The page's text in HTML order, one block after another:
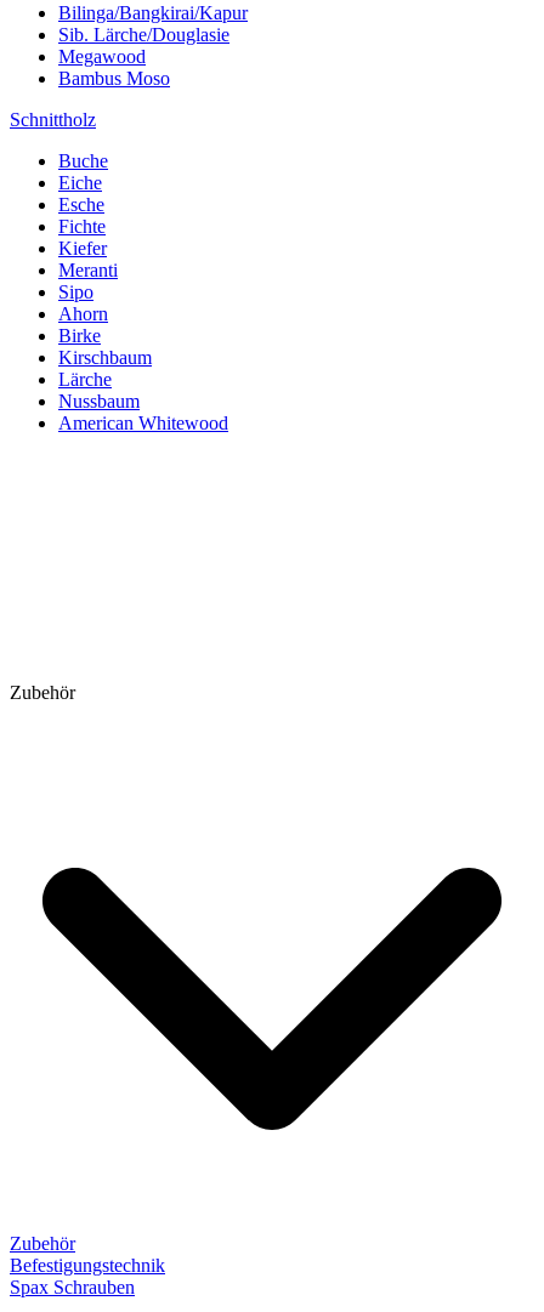
Bilinga/Bangkirai/Kapur
Sib. Lärche/Douglasie
Megawood
Bambus Moso
Schnittholz
Buche
Eiche
Esche
Fichte
Kiefer
Meranti
Sipo
Ahorn
Birke
Kirschbaum
Lärche
Nussbaum
American Whitewood
Zubehör
Zubehör
Befestigungstechnik
Spax Schrauben